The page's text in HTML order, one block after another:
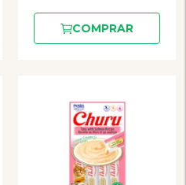
COMPRAR